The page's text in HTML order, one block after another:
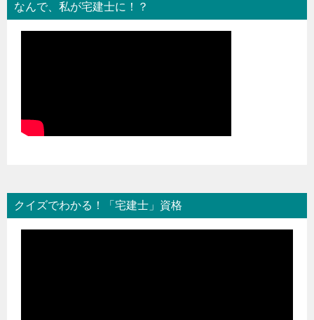
なんで、私が宅建士に！？
クイズでわかる！「宅建士」資格